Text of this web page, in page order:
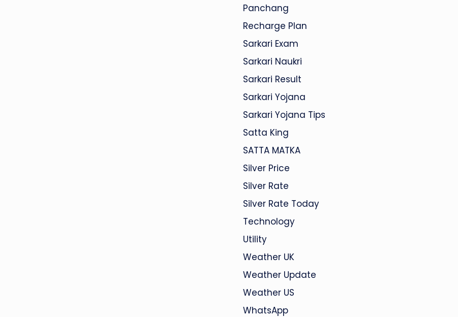
Panchang
Recharge Plan
Sarkari Exam
Sarkari Naukri
Sarkari Result
Sarkari Yojana
Sarkari Yojana Tips
Satta King
SATTA MATKA
Silver Price
Silver Rate
Silver Rate Today
Technology
Utility
Weather UK
Weather Update
Weather US
WhatsApp